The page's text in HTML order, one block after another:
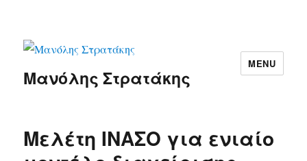
Μανόλης Στρατάκης
MENU
Μελέτη ΙΝΑΣΟ για ενιαίο